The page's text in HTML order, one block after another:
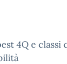
4Q e classi